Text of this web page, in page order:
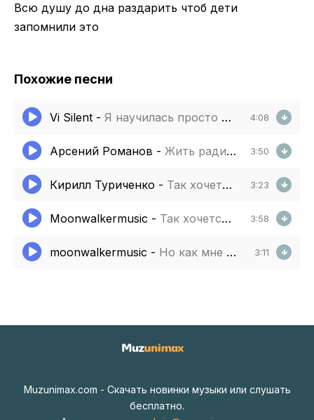
Всю душу до дна раздарить чтоб дети
запомнили это
Похожие песни
Vi Silent - Я научилась просто жить 4:08
Арсений Романов - Жить ради жизни надо 3:50
Кирилл Туриченко - Так хочется лета 3:23
Moonwalkermusic - Так хочется жить (cover remix) 3:58
moonwalkermusic - Но как мне сегодня хочется 3:11
Muzunimax.com - Скачать новинки музыки или слушать
бесплатно.